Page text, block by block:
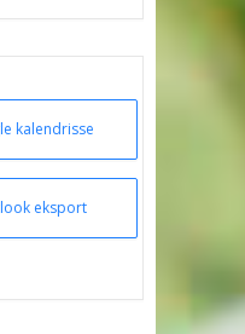
kalendrisse
eksport